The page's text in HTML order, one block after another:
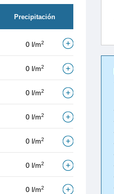
Precipitación
0 l/m2
0 l/m2
0 l/m2
0 l/m2
0 l/m2
0 l/m2
0 l/m2